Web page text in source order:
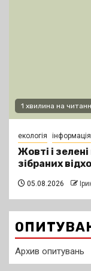
1 хвилина на
екологія інформація
Жовті і
зібраних
05.08.2026
Архив опитувань